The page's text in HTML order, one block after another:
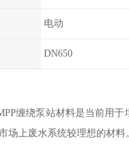
电动
DN650
缠绕泵站材料是当前用于
场上废水系统较理想的材料